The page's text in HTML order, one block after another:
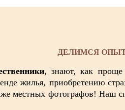
ДЕЛИМСЯ
, знают, как проще
жилья, приобретению
местных фотографов! Наш